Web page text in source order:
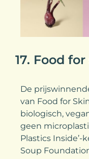
17. Food
De
van Food for
biologisch,
geen
Plastics Inside’-
Soup